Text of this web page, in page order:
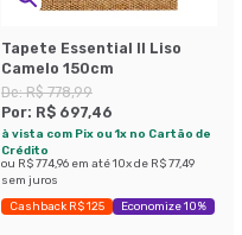
Tapete Essential II Liso
Camelo 150cm
De:R$ 778,99
Por: R$ 697,46
à vista com Pix ou 1x no Cartão de
Crédito
ou R$ 774,96 em até10x de R$ 77,49
sem juros
Cashback R$ 125 Economize 10%